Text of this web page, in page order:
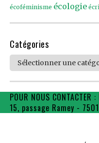
écoféminisme écologie
Catégories
Catégories
POUR NOUS
15, passage Ramey -